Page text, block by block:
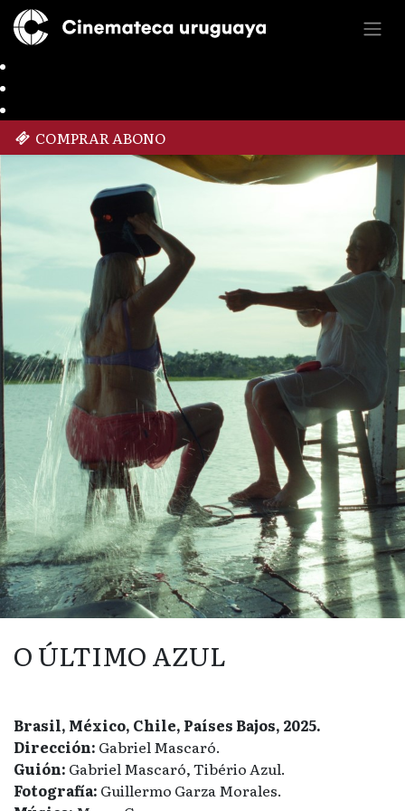
COMPRAR ABONO
O ÚLTIMO AZUL
Brasil, México, Chile, Países Bajos, 2025.
Dirección: Gabriel Mascaró.
Guión: Gabriel Mascaró, Tibério Azul.
Fotografía: Guillermo Garza Morales.